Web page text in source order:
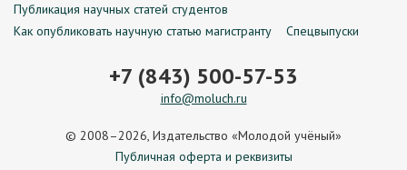
Публикация научных статей студентов
Как опубликовать научную статью магистранту
Спецвыпуски
+7 (843) 500-57-53
info@moluch.ru
© 2008–2026, Издательство «Молодой учёный»
Публичная оферта и реквизиты